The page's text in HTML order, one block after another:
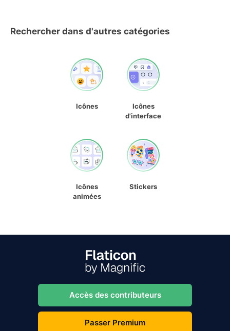
Rechercher dans d'autres catégories
Icônes
Icônes
d'interface
Icônes
animées
Stickers
Accès des contributeurs
Passer Premium